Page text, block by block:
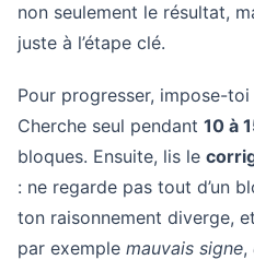
non seulement le résultat,
juste à l’étape clé.
Pour progresser, impose-
Cherche seul pendant 10 à
bloques. Ensuite, lis le
: ne regarde pas tout d’un
ton raisonnement diverge,
par exemple mauvais signe,